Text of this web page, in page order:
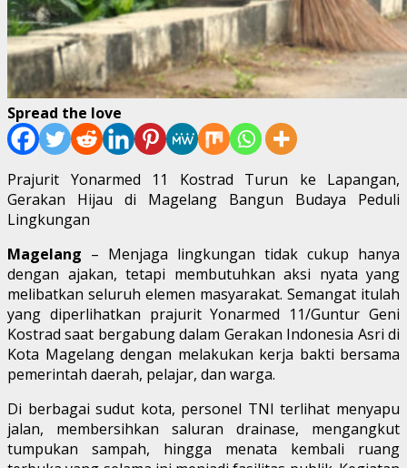
Spread the love
Prajurit Yonarmed 11 Kostrad Turun ke Lapangan,
Gerakan Hijau di Magelang Bangun Budaya Peduli
Lingkungan
Magelang – Menjaga lingkungan tidak cukup hanya
dengan ajakan, tetapi membutuhkan aksi nyata yang
melibatkan seluruh elemen masyarakat. Semangat itulah
yang diperlihatkan prajurit Yonarmed 11/Guntur Geni
Kostrad saat bergabung dalam Gerakan Indonesia Asri di
Kota Magelang dengan melakukan kerja bakti bersama
pemerintah daerah, pelajar, dan warga.
Di berbagai sudut kota, personel TNI terlihat menyapu
jalan, membersihkan saluran drainase, mengangkut
tumpukan sampah, hingga menata kembali ruang